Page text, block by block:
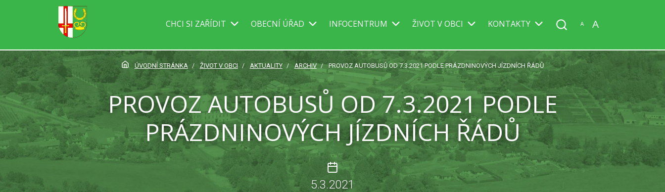
CHCI SI ZAŘÍDIT OBECNÍ ÚŘAD INFOCENTRUM ŽIVOT V OBCI KONTAKTY A A
ÚVODNÍ STRÁNKA ŽIVOT V OBCI AKTUALITY ARCHIV PROVOZ AUTOBUSŮ OD 7.3.2021 PODLE PRÁZDNINOVÝCH JÍZDNÍCH ŘÁDŮ
PROVOZ AUTOBUSŮ OD 7.3.2021 PODLE
PRÁZDNINOVÝCH JÍZDNÍCH ŘÁDŮ
5.3.2021